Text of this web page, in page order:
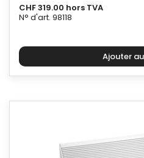
CHF 319.00 hors TVA
N° d'art. 98118